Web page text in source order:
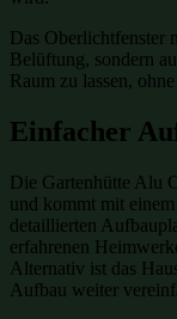
Das Oberlichtfenster
Belüftung, sondern
Raum zu lassen,
Einfacher
Die Gartenhütte Alu
und kommt mit
detaillierten
erfahrenen
Alternativ ist das
Aufbau weiter